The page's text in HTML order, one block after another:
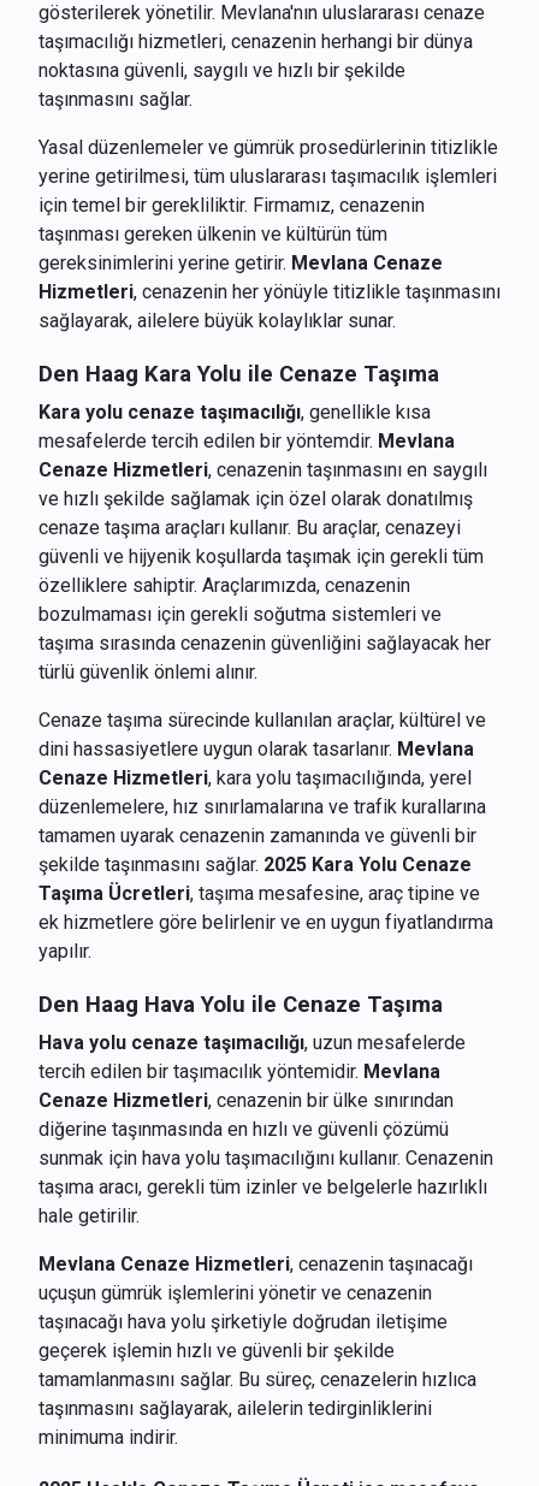
gösterilerek yönetilir. Mevlana'nın uluslararası cenaze
taşımacılığı hizmetleri, cenazenin herhangi bir dünya
noktasına güvenli, saygılı ve hızlı bir şekilde
taşınmasını sağlar.
Yasal düzenlemeler ve gümrük prosedürlerinin titizlikle
yerine getirilmesi, tüm uluslararası taşımacılık işlemleri
için temel bir gerekliliktir. Firmamız, cenazenin
taşınması gereken ülkenin ve kültürün tüm
gereksinimlerini yerine getirir. Mevlana Cenaze
Hizmetleri, cenazenin her yönüyle titizlikle taşınmasını
sağlayarak, ailelere büyük kolaylıklar sunar.
Den Haag Kara Yolu ile Cenaze Taşıma
Kara yolu cenaze taşımacılığı, genellikle kısa
mesafelerde tercih edilen bir yöntemdir. Mevlana
Cenaze Hizmetleri, cenazenin taşınmasını en saygılı
ve hızlı şekilde sağlamak için özel olarak donatılmış
cenaze taşıma araçları kullanır. Bu araçlar, cenazeyi
güvenli ve hijyenik koşullarda taşımak için gerekli tüm
özelliklere sahiptir. Araçlarımızda, cenazenin
bozulmaması için gerekli soğutma sistemleri ve
taşıma sırasında cenazenin güvenliğini sağlayacak her
türlü güvenlik önlemi alınır.
Cenaze taşıma sürecinde kullanılan araçlar, kültürel ve
dini hassasiyetlere uygun olarak tasarlanır. Mevlana
Cenaze Hizmetleri, kara yolu taşımacılığında, yerel
düzenlemelere, hız sınırlamalarına ve trafik kurallarına
tamamen uyarak cenazenin zamanında ve güvenli bir
şekilde taşınmasını sağlar. 2025 Kara Yolu Cenaze
Taşıma Ücretleri, taşıma mesafesine, araç tipine ve
ek hizmetlere göre belirlenir ve en uygun fiyatlandırma
yapılır.
Den Haag Hava Yolu ile Cenaze Taşıma
Hava yolu cenaze taşımacılığı, uzun mesafelerde
tercih edilen bir taşımacılık yöntemidir. Mevlana
Cenaze Hizmetleri, cenazenin bir ülke sınırından
diğerine taşınmasında en hızlı ve güvenli çözümü
sunmak için hava yolu taşımacılığını kullanır. Cenazenin
taşıma aracı, gerekli tüm izinler ve belgelerle hazırlıklı
hale getirilir.
Mevlana Cenaze Hizmetleri, cenazenin taşınacağı
uçuşun gümrük işlemlerini yönetir ve cenazenin
taşınacağı hava yolu şirketiyle doğrudan iletişime
geçerek işlemin hızlı ve güvenli bir şekilde
tamamlanmasını sağlar. Bu süreç, cenazelerin hızlıca
taşınmasını sağlayarak, ailelerin tedirginliklerini
minimuma indirir.